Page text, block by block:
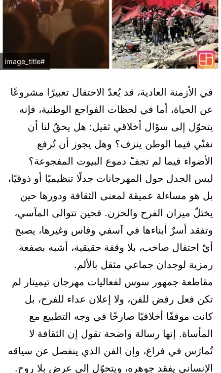
#image_title
في الأزمنة العادية، قد يُعدّ الاحتفال تعبيرًا مشروعًا
عن الحياة، أما في لحظات الفواجع الوطنية، فإنه
يتحوّل إلى سؤال أخلاقي ثقيل: هل يحقّ لنا أن
نغنّي فيما الوطن ينزف؟ وهل يجوز أن تُرفع
الأضواء فيما لم تجفّ دموع البيوت المفجوعة؟
ليس الجدل حول المهرجانات جدلًا تنظيميًا أو ذوقيًا،
بل هو مساءلة عميقة لمعنى الثقافة ودورها حين
يختلّ ميزان الفرح والحزن. فحين تتوالى المآسي،
وتفقد أسرٌ أبناءها في آسفي وفاس وغيرها، يصبح
أيّ احتفال صاخب، بلا وقفة حقيقية، أشبه بصفعة
رمزية لوجدان جماعي مثقل بالألم.
مقاطعة جمهور سوس لفعاليات مهرجان تيميتار لم
تكن فعل رفض للفن، ولا إعلان عداء للفرح، بل
كانت موقفًا أخلاقيًا صارخًا في وجه التطبيع مع
المأساة. إنها رسالة واضحة تقول إن الثقافة لا
تُمارَس في فراغ، وإن الفن الذي ينفصل عن سياقه
الإنساني يفقد جوهره، ويتحوّل إلى عرض بلا روح.